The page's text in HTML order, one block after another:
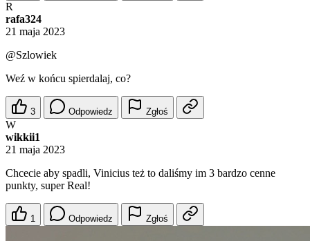
R
rafa324
21 maja 2023
@Szlowiek
Weź w końcu spierdalaj, co?
3 Odpowiedz Zgłoś
W
wikkii1
21 maja 2023
Chcecie aby spadli, Vinicius też to daliśmy im 3 bardzo cenne
punkty, super Real!
1 Odpowiedz Zgłoś